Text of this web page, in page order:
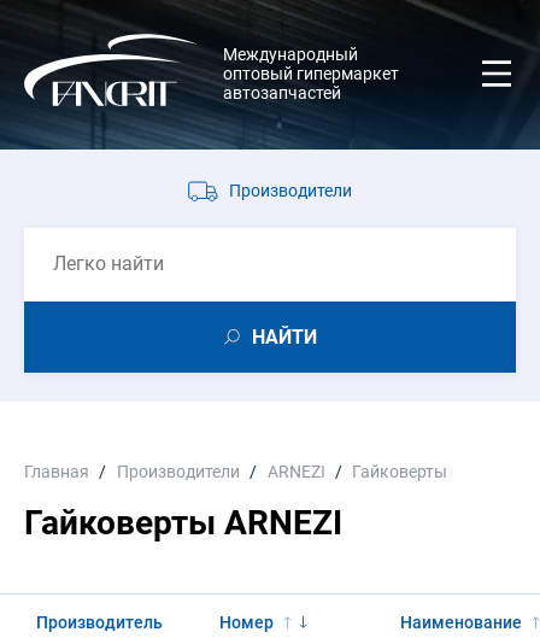
Международный
оптовый гипермаркет
автозапчастей
Производители
НАЙТИ
Главная Производители ARNEZI Гайковерты
Гайковерты ARNEZI
Производитель Номер Наименование